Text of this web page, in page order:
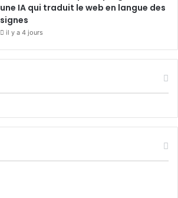
une IA qui traduit le web en langue des
signes
il y a 4 jours